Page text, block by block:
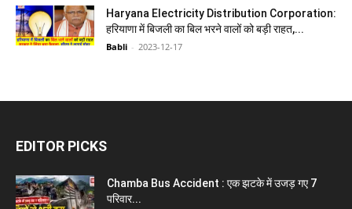
Haryana Electricity Distribution Corporation:
हरियाणा में बिजली का बिल भरने वालों को बड़ी राहत,...
Babli - 2023-12-17
EDITOR PICKS
Chamba Bus Accident : एक झटके में उजड़ गए 7
परिवार...